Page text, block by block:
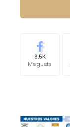
9.5K
Me gusta